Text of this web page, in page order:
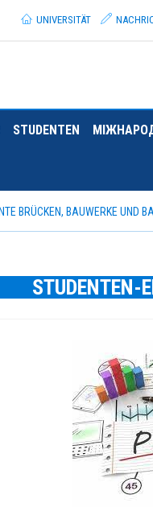
UNIVERSITÄT
STUDENTEN
BRÜCKEN, BAUWERKE UND
STUDENTEN-